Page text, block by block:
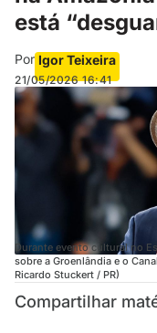
está
Por Igor Teixeira
21/05/2026 16:41
Durante evento cultural no
sobre a Groenlândia e o
Ricardo Stuckert / PR)
Compartilhar